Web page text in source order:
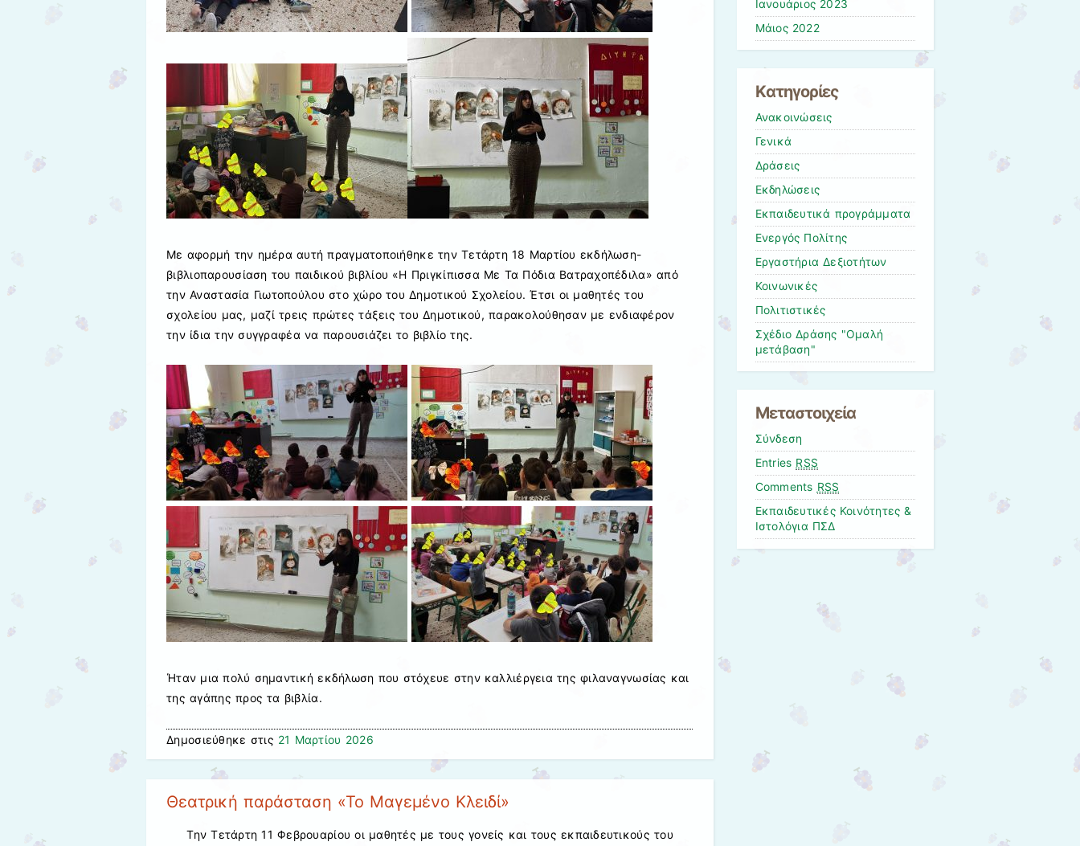
Με αφορμή την ημέρα αυτή πραγματοποιήθηκε την Τετάρτη 18 Μαρτίου εκδήλωση-
βιβλιοπαρουσίαση του παιδικού βιβλίου «Η Πριγκίπισσα Με Τα Πόδια Βατραχοπέδιλα» από
την Αναστασία Γιωτοπούλου στο χώρο του Δημοτικού Σχολείου. Έτσι οι μαθητές του
σχολείου μας, μαζί τρεις πρώτες τάξεις του Δημοτικού, παρακολούθησαν με ενδιαφέρον
την ίδια την συγγραφέα να παρουσιάζει το βιβλίο της.
Ήταν μια πολύ σημαντική εκδήλωση που στόχευε στην καλλιέργεια της φιλαναγνωσίας και
της αγάπης προς τα βιβλία.
Δημοσιεύθηκε στις 21 Μαρτίου 2026
Θεατρική παράσταση «Το Μαγεμένο Κλειδί»
Την Τετάρτη 11 Φεβρουαρίου οι μαθητές με τους γονείς και τους εκπαιδευτικούς του
Ιανουάριος 2023
Μάιος 2022
Kατηγορίες
Ανακοινώσεις
Γενικά
Δράσεις
Εκδηλώσεις
Εκπαιδευτικά προγράμματα
Ενεργός Πολίτης
Εργαστήρια Δεξιοτήτων
Κοινωνικές
Πολιτιστικές
Σχέδιο Δράσης "Ομαλή
μετάβαση"
Μεταστοιχεία
Σύνδεση
Entries RSS
Comments RSS
Εκπαιδευτικές Κοινότητες &
Ιστολόγια ΠΣΔ